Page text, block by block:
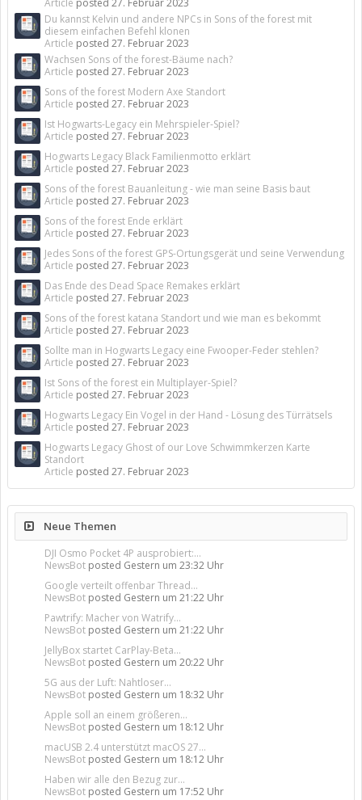
Article posted 27. Februar 2023
Du kannst Kelvin und andere NPCs in Sons of the forest mit
diesem einfachen Befehl klonen
Article posted 27. Februar 2023
Wachsen Sons of the forest-Bäume nach?
Article posted 27. Februar 2023
Sons of the forest Modern Axe Standort
Article posted 27. Februar 2023
Ist Hogwarts-Legacy ein Mehrspieler-Spiel?
Article posted 27. Februar 2023
Hogwarts Legacy Black Familienmotto erklärt
Article posted 27. Februar 2023
Sons of the forest Bauanleitung - wie man seine Basis baut
Article posted 27. Februar 2023
Sons of the forest Ende erklärt
Article posted 27. Februar 2023
Jedes Sons of the forest GPS-Ortungsgerät und seine Verwendung
Article posted 27. Februar 2023
Das Ende des Dead Space Remakes erklärt
Article posted 27. Februar 2023
Sons of the forest katana Standort und wie man es bekommt
Article posted 27. Februar 2023
Sollte man in Hogwarts Legacy eine Fwooper-Feder stehlen?
Article posted 27. Februar 2023
Ist Sons of the forest ein Multiplayer-Spiel?
Article posted 27. Februar 2023
Hogwarts Legacy Ein Vogel in der Hand - Lösung des Türrätsels
Article posted 27. Februar 2023
Hogwarts Legacy Ghost of our Love Schwimmkerzen Karte
Standort
Article posted 27. Februar 2023
Neue Themen
DJI Osmo Pocket 4P ausprobiert:...
NewsBot posted Gestern um 23:32 Uhr
Google verteilt offenbar Thread...
NewsBot posted Gestern um 21:22 Uhr
Pawtrify: Macher von Watrify...
NewsBot posted Gestern um 21:22 Uhr
JellyBox startet CarPlay-Beta...
NewsBot posted Gestern um 20:22 Uhr
5G aus der Luft: Nahtloser...
NewsBot posted Gestern um 18:32 Uhr
Apple soll an einem größeren...
NewsBot posted Gestern um 18:12 Uhr
macUSB 2.4 unterstützt macOS 27...
NewsBot posted Gestern um 18:12 Uhr
Haben wir alle den Bezug zur...
NewsBot posted Gestern um 17:52 Uhr